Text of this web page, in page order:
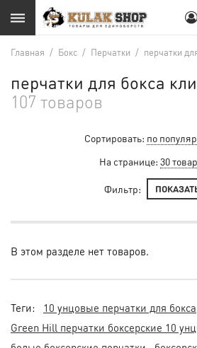
Главная / Бокс / Перчатки / перчатки
перчатки для бокса
107 товаров
Сортировать: по
На странице: 30
Фильтр:
В этом разделе нет товаров.
Теги:
10 унцовые перчатки для бокса
Green Hill перчатки боксерские 10